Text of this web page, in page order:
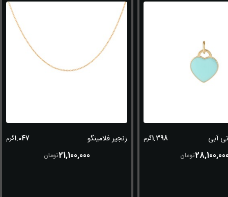
آبی 1.398گرم
28,100,000تومان
زنجیر فلامینگو 1.047گرم
21,100,000تومان